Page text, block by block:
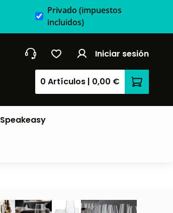
Privado (impuestos
incluidos)
Iniciar sesión
0 Artículos | 0,00 € El
Speakeasy